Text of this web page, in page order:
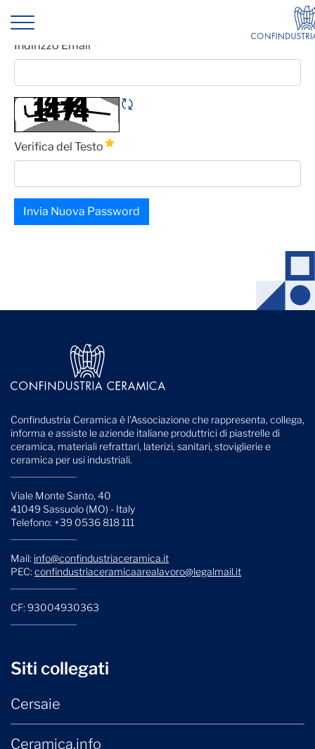
Gas Release
Indirizzo Email
Obbligatorio
Verifica del Testo
Obbligatorio
Invia Nuova Password
Confindustria Ceramica è l'Associazione che rappresenta, collega,
informa e assiste le aziende italiane produttrici di piastrelle di
ceramica, materiali refrattari, laterizi, sanitari, stoviglierie e
ceramica per usi industriali.
Viale Monte Santo, 40
41049 Sassuolo (MO) - Italy
Telefono: +39 0536 818 111
Mail: info@confindustriaceramica.it
PEC: confindustriaceramicaarealavoro@legalmail.it
CF: 93004930363
Siti collegati
Cersaie
Ceramica.info